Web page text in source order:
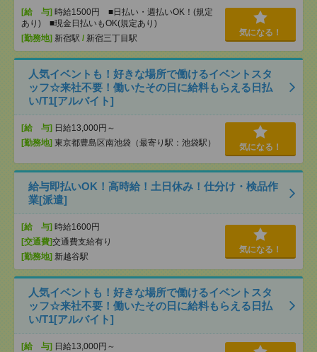
[給 与] 時給1500円 ■日払い・週払いOK！(規定
あり) ■現金日払いもOK(規定あり)
[勤務地] 新宿駅 / 新宿三丁目駅
気になる！
人気イベントも！好きな場所で働けるイベントスタ
ッフ☆来社不要！働いたその日に給料もらえる日払
い/T1[アルバイト]
[給 与] 日給13,000円～
[勤務地] 東京都豊島区南池袋（最寄り駅：池袋駅） 気になる！
給与即払いOK！高時給！土日休み！仕分け・検品作
業[派遣]
[給 与] 時給1600円
[交通費]交通費支給有り
[勤務地] 新越谷駅
気になる！
人気イベントも！好きな場所で働けるイベントスタ
ッフ☆来社不要！働いたその日に給料もらえる日払
い/T1[アルバイト]
[給 与] 日給13,000円～